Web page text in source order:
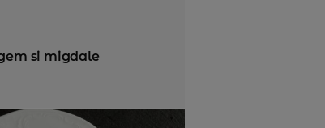
si migdale